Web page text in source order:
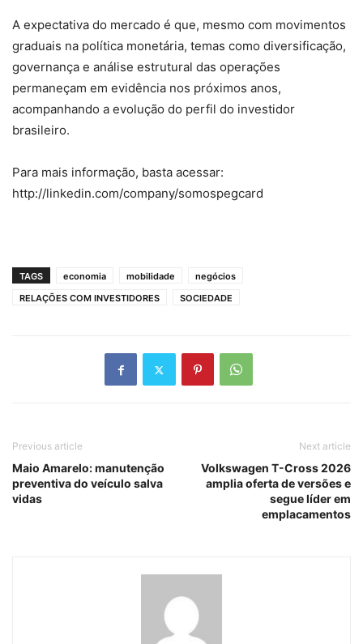
A expectativa do mercado é que, mesmo com movimentos
graduais na política monetária, temas como diversificação,
governança e análise estrutural das operações
permaneçam em evidência nos próximos anos,
acompanhando a evolução do perfil do investidor
brasileiro.
Para mais informação, basta acessar:
http://linkedin.com/company/somospegcard
TAGS economia mobilidade
negócios
RELAÇÕES COM INVESTIDORES
SOCIEDADE
Previous article
Maio Amarelo: manutenção
preventiva do veículo salva
vidas
Next article
Volkswagen T-Cross 2026
amplia oferta de versões e
segue líder em
emplacamentos